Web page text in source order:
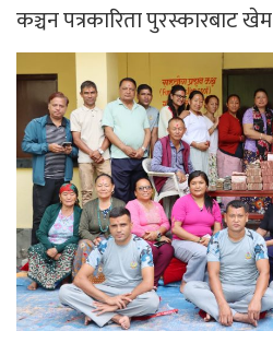
कञ्चन पत्रकारिता पुरस्कारबाट खेम